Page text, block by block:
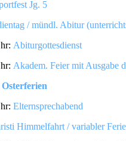
Jg. 5
/ mündl. Abitur
Abiturgottesdienst
Akadem. Feier mit Ausgabe
Osterferien
Elternsprechabend
Himmelfahrt / variabler